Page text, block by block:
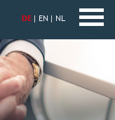
DE EN NL